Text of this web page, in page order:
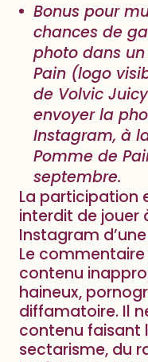
Bonus pour
chances de
photo dans
Pain (logo
de Volvic
envoyer la
Instagram, à
Pomme de
septembre.
La participation
interdit de
Instagram
Le
contenu
haineux,
diffamatoire. Il
contenu faisant
sectarisme, du